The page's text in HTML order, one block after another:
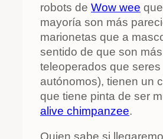
robots de Wow wee
mayoría son más
marionetas que a
sentido de que son más
teleoperados que seres
autónomos), tienen un
que tiene pinta de ser
alive chimpanzee.
Quien sabe si